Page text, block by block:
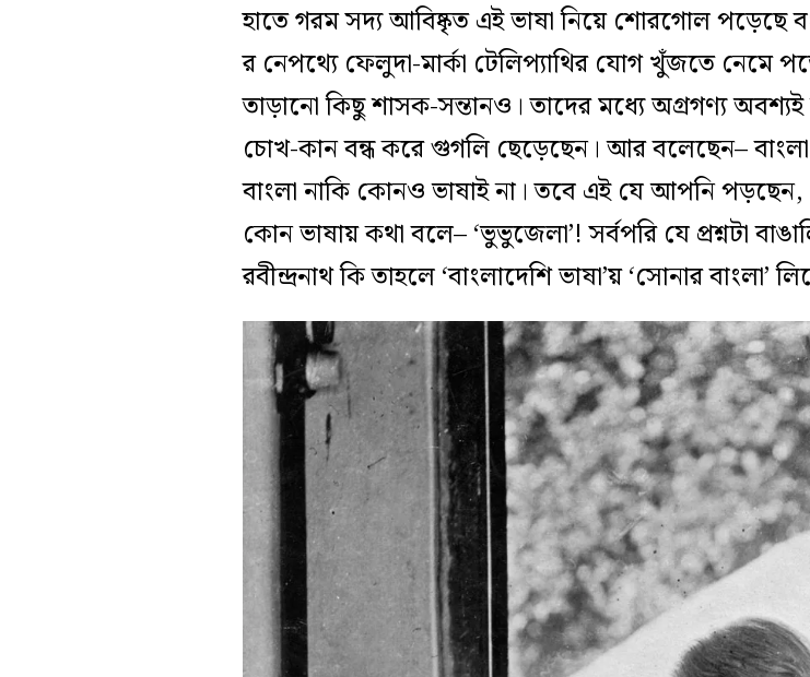
হাতে গরম সদ্য আবিষ্কৃত এই ভাষা নিয়ে শোরগোল পড়েছে
র নেপথ্যে ফেলুদা-মার্কা টেলিপ্যাথির যোগ খুঁজতে নেমে
তাড়ানো কিছু শাসক-সন্তানও। তাদের মধ্যে অগ্রগণ্য
চোখ-কান বন্ধ করে গুগলি ছেড়েছেন। আর বলেছেন–
বাংলা নাকি কোনও ভাষাই না। তবে এই যে আপনি পড়ছেন,
কোন ভাষায় কথা বলে– ‘ভুভুজেলা’! সর্বপরি যে প্রশ্নটা
রবীন্দ্রনাথ কি তাহলে ‘বাংলাদেশি ভাষা’য় ‘সোনার